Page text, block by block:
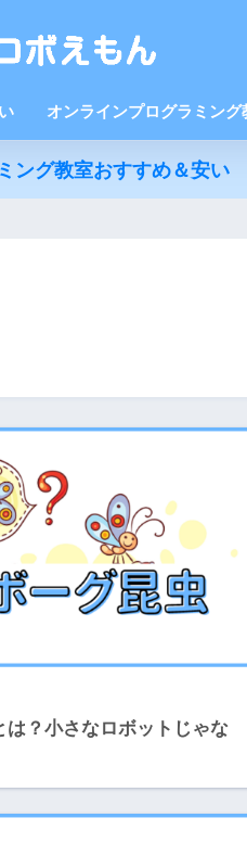
オンラインプログラミング
ング教室おすすめ＆安い
は？小さなロボットじゃな